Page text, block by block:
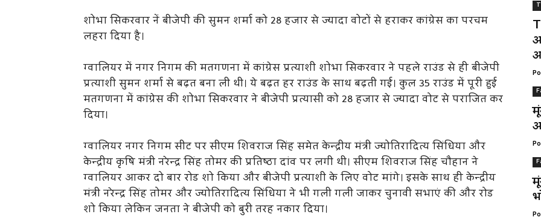
शोभा सिकरवार नें बीजेपी की सुमन शर्मा को 28 हजार से ज्यादा वोटों से हराकर कांग्रेस का परचम
लहरा दिया है।
ग्वालियर में नगर निगम की मतगणना में कांग्रेस प्रत्याशी शोभा सिकरवार ने पहले राउंड से ही बीजेपी
प्रत्याशी सुमन शर्मा से बढ़त बना ली थी। ये बढ़त हर राउंड के साथ बढ़ती गई। कुल 35 राउंड में पूरी हुई
मतगणना में कांग्रेस की शोभा सिकरवार ने बीजेपी प्रत्यासी को 28 हजार से ज्यादा वोट से पराजित कर
दिया।
ग्वालियर नगर निगम सीट पर सीएम शिवराज सिंह समेत केन्द्रीय मंत्री ज्योतिरादित्य सिंधिया और
केन्द्रीय कृषि मंत्री नरेन्द्र सिंह तोमर की प्रतिष्ठा दांव पर लगी थी। सीएम शिवराज सिंह चौहान ने
ग्वालियर आकर दो बार रोड शो किया और बीजेपी प्रत्याशी के लिए वोट मांगे। इसके साथ ही केन्द्रीय
मंत्री नरेन्द्र सिंह तोमर और ज्योतिरादित्य सिंधिया ने भी गली गली जाकर चुनावी सभाएं की और रोड
शो किया लेकिन जनता ने बीजेपी को बुरी तरह नकार दिया।